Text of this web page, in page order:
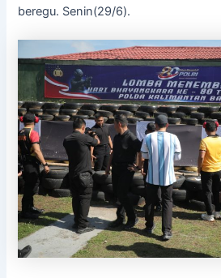
beregu. Senin(29/6).